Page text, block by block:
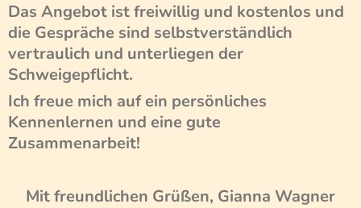
Das Angebot ist freiwillig und kostenlos und
die Gespräche sind selbstverständlich
vertraulich und unterliegen der
Schweigepflicht.
Ich freue mich auf ein persönliches
Kennenlernen und eine gute
Zusammenarbeit!
Mit freundlichen Grüßen, Gianna Wagner